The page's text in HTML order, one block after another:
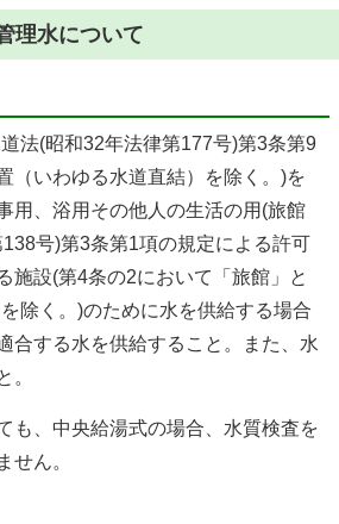
理水について
法(昭和32年法律第177号)第3条第9
（いわゆる水道直結）を除く。)を
用、浴用その他人の生活の用(旅館
号)第3条第1項の規定による許可
施設(第4条の2において「旅館」と
除く。)のために水を供給する場合
合する水を供給すること。また、水
。
も、中央給湯式の場合、水質検査を
せん。